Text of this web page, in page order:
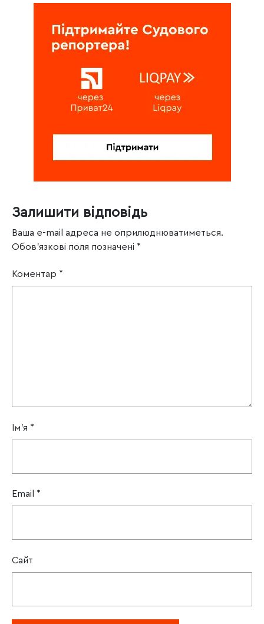
Залишити відповідь
Ваша e-mail адреса не оприлюднюватиметься.
Обов’язкові поля позначені *
Коментар *
Ім'я *
Email *
Сайт